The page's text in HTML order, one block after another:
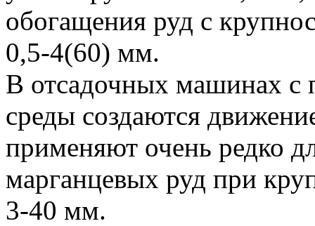
обогащения руд с
0,5-4(60) мм.
В отсадочных машинах с
среды создаются
применяют очень редко
марганцевых руд при
3-40 мм.